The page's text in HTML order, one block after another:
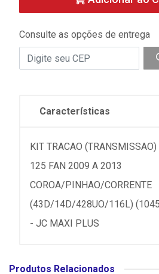
Consulte as opções de entrega
Características
KIT TRACAO
125 FAN 2009 A 2013
COROA/PINHAO/CORRENTE
(43D/14D/428UO/116L)
- JC MAXI PLUS
Produtos Relacionados